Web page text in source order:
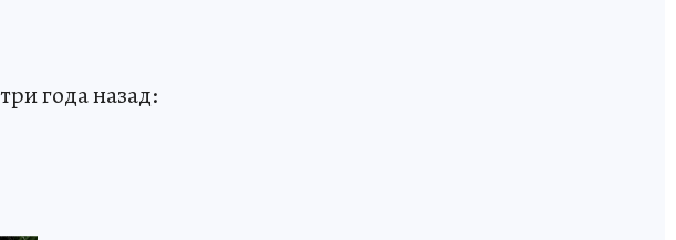
года назад: